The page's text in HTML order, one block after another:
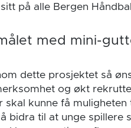
sitt på alle Bergen
med mini-
dette prosjektet så
og økt
skal kunne få
bidra til at unge spillere